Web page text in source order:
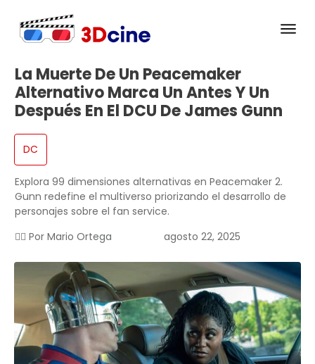
La Muerte De Un Peacemaker
Alternativo Marca Un Antes Y Un
Después En El DCU De James Gunn
DC
Explora 99 dimensiones alternativas en Peacemaker 2.
Gunn redefine el multiverso priorizando el desarrollo de
personajes sobre el fan service.
✍🏻 Por Mario Ortega agosto 22, 2025